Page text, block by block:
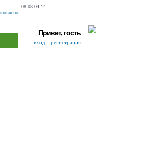
08.08 04:14
Привет, гость
вход регистрация